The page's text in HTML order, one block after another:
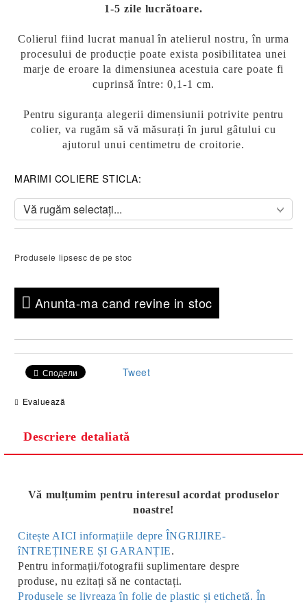
1-5 zile lucrătoare.
Colierul fiind lucrat manual în atelierul nostru, în urma
procesului de producție poate exista posibilitatea unei
marje de eroare la dimensiunea acestuia care poate fi
cuprinsă între: 0,1-1 cm.
Pentru siguranța alegerii dimensiunii potrivite pentru
colier, va rugăm să vă măsurați în jurul gâtului cu
ajutorul unui centimetru de croitorie.
MARIMI COLIERE STICLA:
Produsele lipsesc de pe stoc
Anunta-ma cand revine in stoc
Сподели Tweet
Evaluează
Descriere detaliată
Vă mulțumim pentru interesul acordat produselor
noastre!
Citește AICI informațiile depre ÎNGRIJIRE-
îNTREȚINERE ȘI GARANȚIE.
Pentru informații/fotografii suplimentare despre
produse, nu ezitați să ne contactați.
Produsele se livreaza în folie de plastic și etichetă. În